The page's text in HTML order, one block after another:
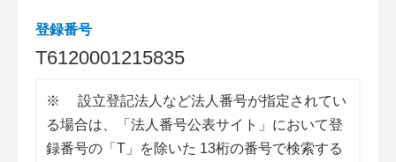
登録番号
T6120001215835
※
設立登記法人など法人番号が指定されてい
る場合は、「法人番号公表サイト」において登
録番号の「T」を除いた 13桁の番号で検索する